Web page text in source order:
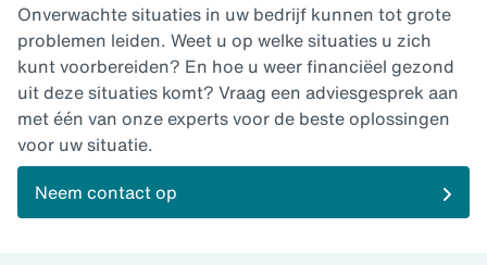
Onverwachte situaties in uw bedrijf kunnen tot grote
problemen leiden. Weet u op welke situaties u zich
kunt voorbereiden? En hoe u weer financiëel gezond
uit deze situaties komt? Vraag een adviesgesprek aan
met één van onze experts voor de beste oplossingen
voor uw situatie.
Neem contact op